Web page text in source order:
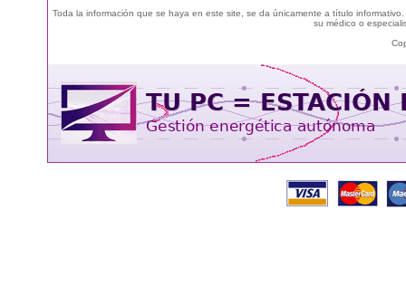
Toda la información que se haya en este site, se da únicamente a título
su médico o